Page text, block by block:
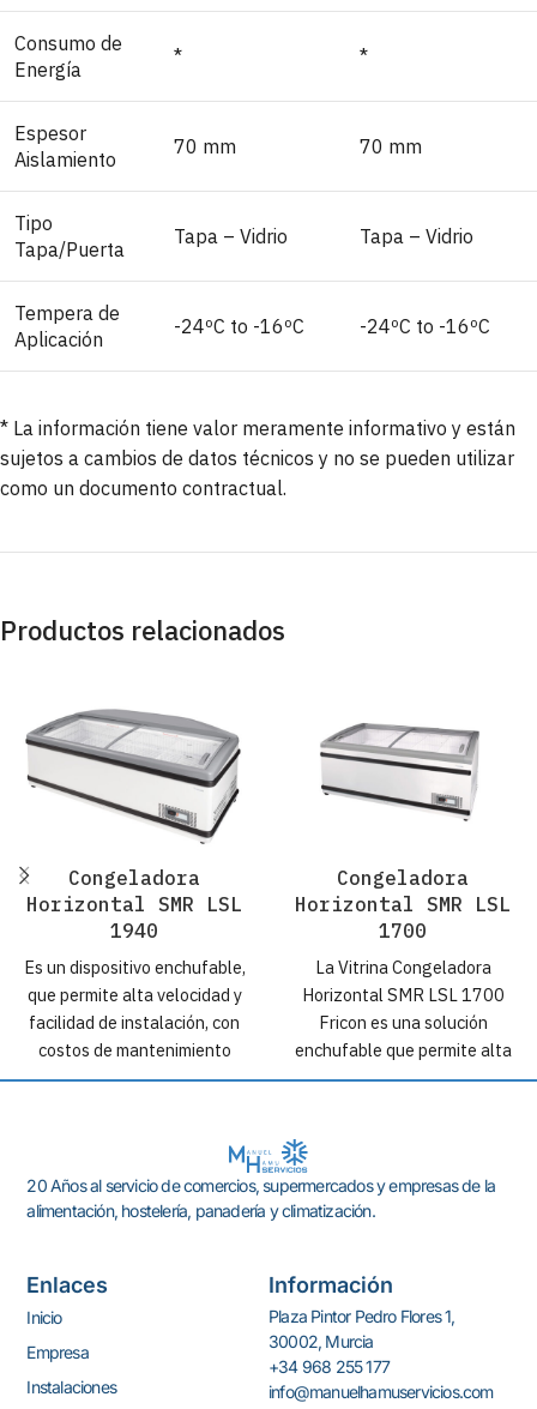
Consumo de
Energía
* *
Espesor
Aislamiento
70 mm 70 mm
Tipo
Tapa/Puerta
Tapa – Vidrio Tapa – Vidrio
Tempera de
Aplicación
-24ºC to -16ºC -24ºC to -16ºC
* La información tiene valor meramente informativo y están
sujetos a cambios de datos técnicos y no se pueden utilizar
como un documento contractual.
Productos relacionados
Congeladora
Horizontal SMR LSL
1940
Es un dispositivo enchufable,
que permite alta velocidad y
facilidad de instalación, con
costos de mantenimiento
reducidos. La Vitrina
conservador de productos
congelados, en acero
galvanizado que lo hace
contemporáneo con líneas
rectas. Amplia visibilidad del
producto y alta
personalización del diseño del
Congeladora
Horizontal SMR LSL
1700
La Vitrina Congeladora
Horizontal SMR LSL 1700
Fricon es una solución
enchufable que permite alta
velocidad y facilidad de
Horizontal SMR LSL 1700
Fricon es un Conservador de
acero galvanizado que lo hace
robusto y resistente a la
corrosión. Diseño
contemporáneo con líneas
rectas. Amplia visibilidad de
20 Años al servicio de comercios, supermercados y empresas de la
alimentación, hostelería, panadería y climatización.
Enlaces
Inicio
Empresa
Instalaciones
Información
Plaza Pintor Pedro Flores 1,
30002, Murcia
+34 968 255 177
info@manuelhamuservicios.com